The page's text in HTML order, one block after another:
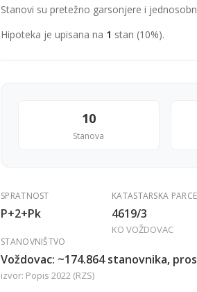
Stanovi su pretežno garsonjere i
Hipoteka je upisana na 1 stan (10%).
10
Stanova
SPRATNOST
P+2+Pk
KATASTARSKA
4619/3
KO VOŽDOVAC
STANOVNIŠTVO
Voždovac: ~174.864 stanovnika,
izvor: Popis 2022 (RZS)